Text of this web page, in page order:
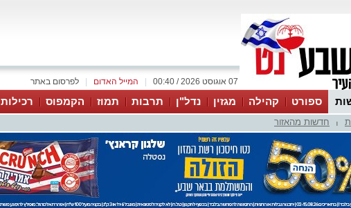
לפרסום באתר המייל האדום 07 אוגוסט 2026 / 00:40
ספורט קהילה מגזין נדל"ן תרבות תמוז הקמפוס רכילות
והמלצות
חדשות מהאזור